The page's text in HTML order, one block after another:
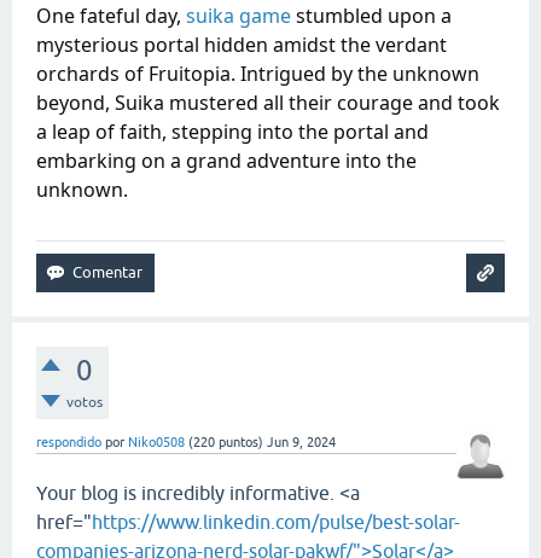
One fateful day, suika gamestumbled upon a
mysterious portal hidden amidst the verdant
orchards of Fruitopia. Intrigued by the unknown
beyond, Suika mustered all their courage and took
a leap of faith, stepping into the portal and
embarking on a grand adventure into the
unknown.
0
votos
respondido por Niko0508 (220 puntos) Jun 9, 2024
Your blog is incredibly informative. <a
href="https://www.linkedin.com/pulse/best-solar-
companies-arizona-nerd-solar-pakwf/">Solar</a>